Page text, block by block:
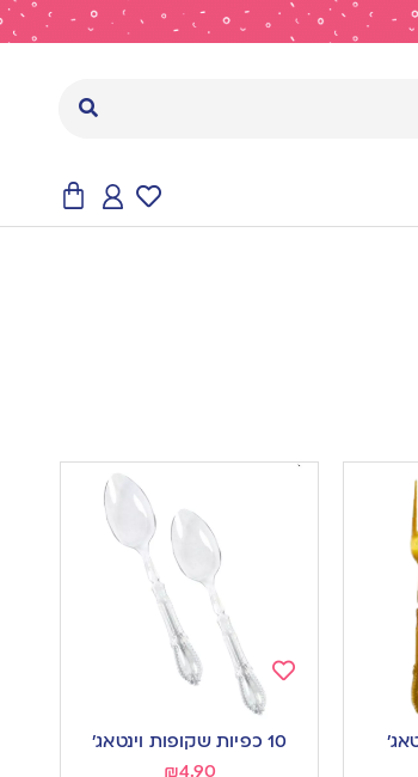
wishlist
10 כפיות שקופות וינטאג’
₪4.90